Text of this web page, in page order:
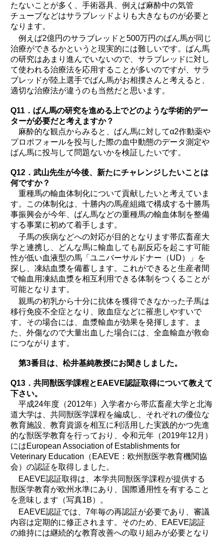
たないことが多く、手術器具、例えば麻酔中の気管
チューブなどはサラブレッドよりも大きなものが必要と
なります。
例えば2億円のサラブレッドと500万円のばん馬が同じ
治療ができるかというと現実的には難しいです。ばん馬
の研究はあまり進んでいないので、サラブレッドに対し
て使われる治療法を応用することが多いのですが、サラ
ブレッドが陸上選手でばん馬がお相撲さんと考えると、
適切な治療法が違うのも当然だと思います。
Q11．ばん馬の研究を進める上でどのような学術的デー
ターが必要だと考えますか？
麻酔的な観点からみると、ばん馬に対してα2作動薬や
プロポフォールを投与した際の血中動態のデータ測定や
ばん馬に投与して問題ないかを検証したいです。
Q12．武山先生が今後、新たにチャレンジしたいことは
何ですか？
重種馬の輸血体制化について貢献したいと考えていま
す。この体制化は、十勝内の馬産組織で構成する十勝馬
事振興会が今年、ばん馬などの重種馬の輸血体制を整備
する事業に初めて着手します。
子馬の疾病などへの対応が目的となります帯広畜産大
学と連携し、どんな馬に輸血しても副反応を起こす可能
性が低い血液型の馬「ユニバーサルドナー（UD）」を
探し、凍結血漿を備蓄します。これができると生産者間
で輸血用凍結血漿を相互利用できる体制をつくることが
可能となります。
親馬の初乳から十分に抗体を獲得できなかった子馬は
移行免疫不全症となり、敗血症などに罹患しやすいで
す。その場合には、血漿輸血が効果を発揮します。ま
た、外傷なので大量出血した場合には、全血輸血が救命
につながります。
第3番目は、松井基純教授にお聞きしました。
Q13．共同獣医学課程とEAEVE認証取得について教えて
下さい。
平成24年度（2012年）入学者から帯広畜産大学と北海
道大学は、共同獣医学課程を編成し、それぞれの優位な
教育施設、教育資源を相互に利活用した実践的かつ先進
的な獣医学教育を行っており、令和元年（2019年12月）
にはEuropean Association of Establishments for
Veterinary Education（EAEVE：欧州獣医学教育機関協
会）の認証を取得しました。
EAEVE認証取得は、本学共同獣医学課程が提供する
獣医学教育が欧州水準にあり、国際通用性を有すること
を意味します（写真1B）。
EAEVE認証では、7年毎の再認証が必要であり、審議
内容は定期的に修正されます。そのため、EAEVE認証
の維持には継続的な教育改善への取り組みが必要となり